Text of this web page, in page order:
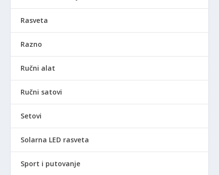
Rasveta
Razno
Ručni alat
Ručni satovi
Setovi
Solarna LED rasveta
Sport i putovanje